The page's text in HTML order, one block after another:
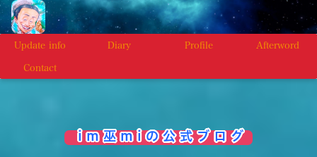
Update info Diary Profile Afterword
Contact
i m 巫 m i の 公 式 ブ ロ グ